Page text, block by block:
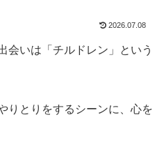
2026.07.08
会いは「チルドレン」という
りとりをするシーンに、心を